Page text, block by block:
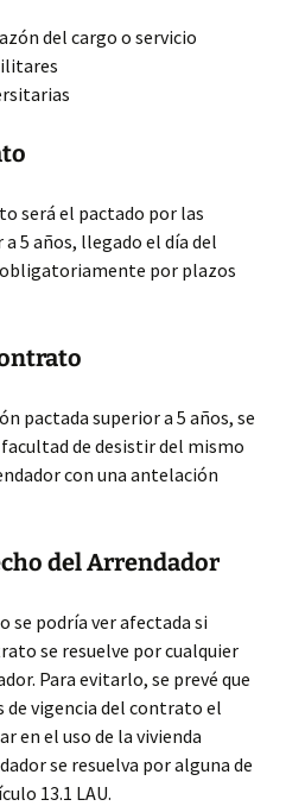
del cargo o servicio
será el pactado por las
5 años, llegado el día del
por plazos
pactada superior a 5 años, se
de desistir del mismo
con una antelación
del Arrendador
se podría ver afectada si
se resuelve por cualquier
Para evitarlo, se prevé que
de vigencia del contrato el
en el uso de la vivienda
se resuelva por alguna de
13.1 LAU.